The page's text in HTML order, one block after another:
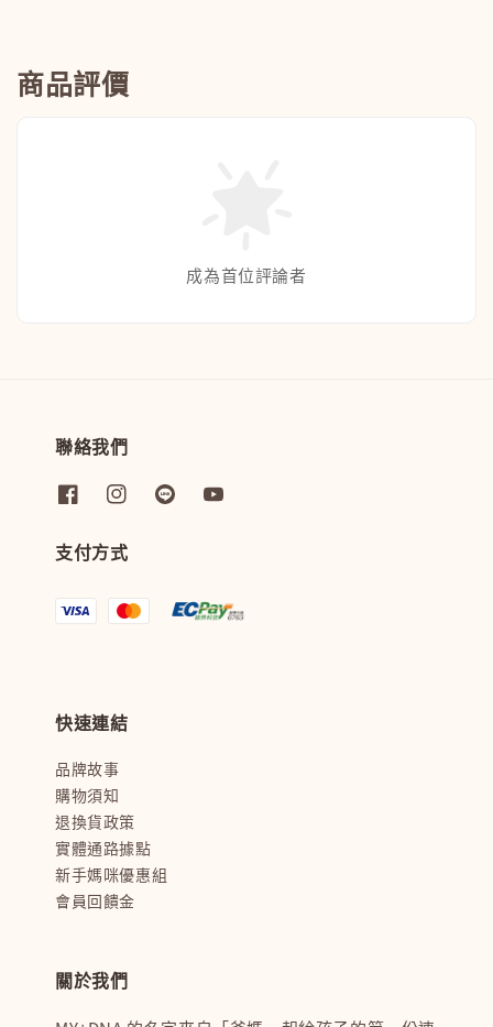
商品評價
成為首位評論者
聯絡我們
支付方式
快速連結
品牌故事
購物須知
退換貨政策
實體通路據點
新手媽咪優惠組
會員回饋金
關於我們